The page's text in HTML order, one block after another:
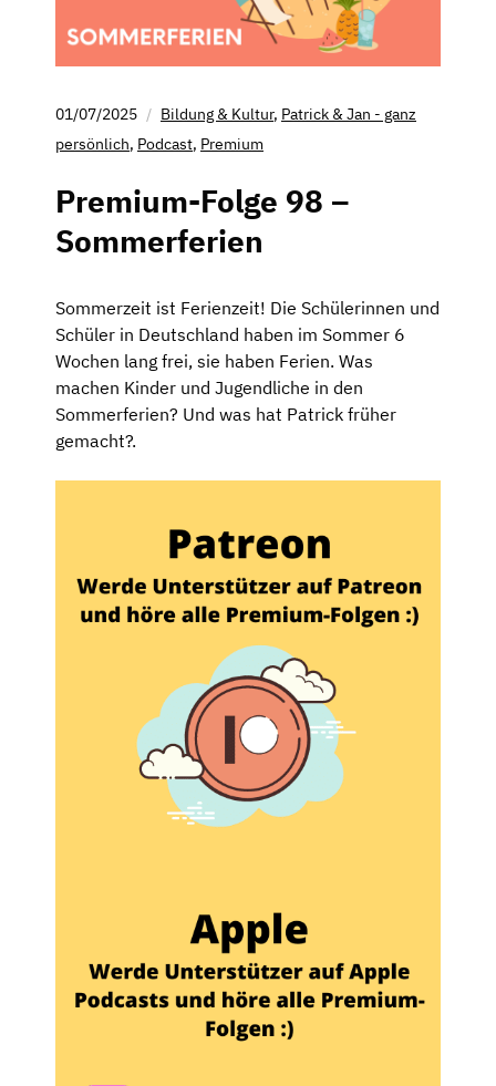
01/07/2025 Bildung & Kultur, Patrick & Jan - ganz
persönlich, Podcast, Premium
Premium-Folge 98 –
Sommerferien
Sommerzeit ist Ferienzeit! Die Schülerinnen und
Schüler in Deutschland haben im Sommer 6
Wochen lang frei, sie haben Ferien. Was
machen Kinder und Jugendliche in den
Sommerferien? Und was hat Patrick früher
gemacht?.